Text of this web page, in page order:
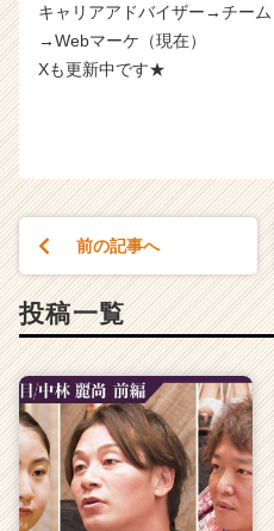
キャリアアドバイザー→チー
→Webマーケ（現在）
Xも更新中です★
前の記事へ
投稿一覧